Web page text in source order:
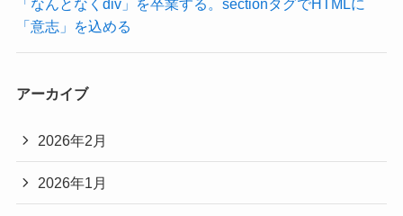
「なんとなくdiv」を卒業する。sectionタグでHTMLに
「意志」を込める
アーカイブ
2026年2月
2026年1月